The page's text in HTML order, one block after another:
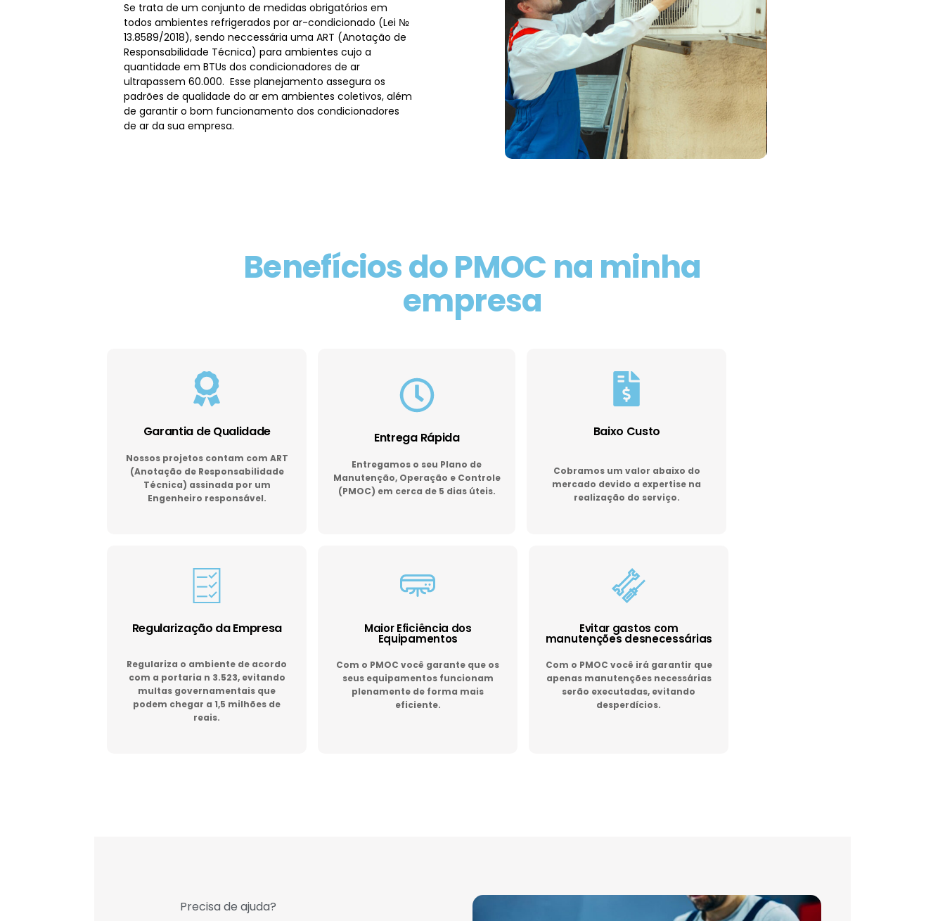
Se trata de um conjunto de medidas obrigatórios em
todos ambientes refrigerados por ar-condicionado (Lei №
13.8589/2018), sendo neccessária uma ART (Anotação de
Responsabilidade Técnica) para ambientes cujo a
quantidade em BTUs dos condicionadores de ar
ultrapassem 60.000. Esse planejamento assegura os
padrões de qualidade do ar em ambientes coletivos, além
de garantir o bom funcionamento dos condicionadores
de ar da sua empresa.
Benefícios do PMOC na minha
empresa
Garantia de Qualidade
Nossos projetos contam com ART
(Anotação de Responsabilidade
Técnica) assinada por um
Engenheiro responsável.
Entrega Rápida
Entregamos o seu Plano de
Manutenção, Operação e Controle
(PMOC) em cerca de 5 dias úteis.
Baixo Custo
Cobramos um valor abaixo do
mercado devido a expertise na
realização do serviço.
Regularização da Empresa
Regulariza o ambiente de acordo
com a portaria n 3.523, evitando
multas governamentais que
podem chegar a 1,5 milhões de
reais.
Maior Eficiência dos
Equipamentos
Com o PMOC você garante que os
seus equipamentos funcionam
plenamente de forma mais
eficiente.
Evitar gastos com
manutenções desnecessárias
Com o PMOC você irá garantir que
apenas manutenções necessárias
serão executadas, evitando
desperdícios.
Precisa de ajuda?